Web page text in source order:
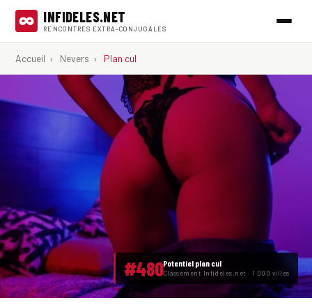
INFIDELES.NET
RENCONTRES EXTRA-CONJUGALES
Accueil › Nevers › Plan cul
#480Potentiel plan cul
Classement Infideles.net · 1 000 villes